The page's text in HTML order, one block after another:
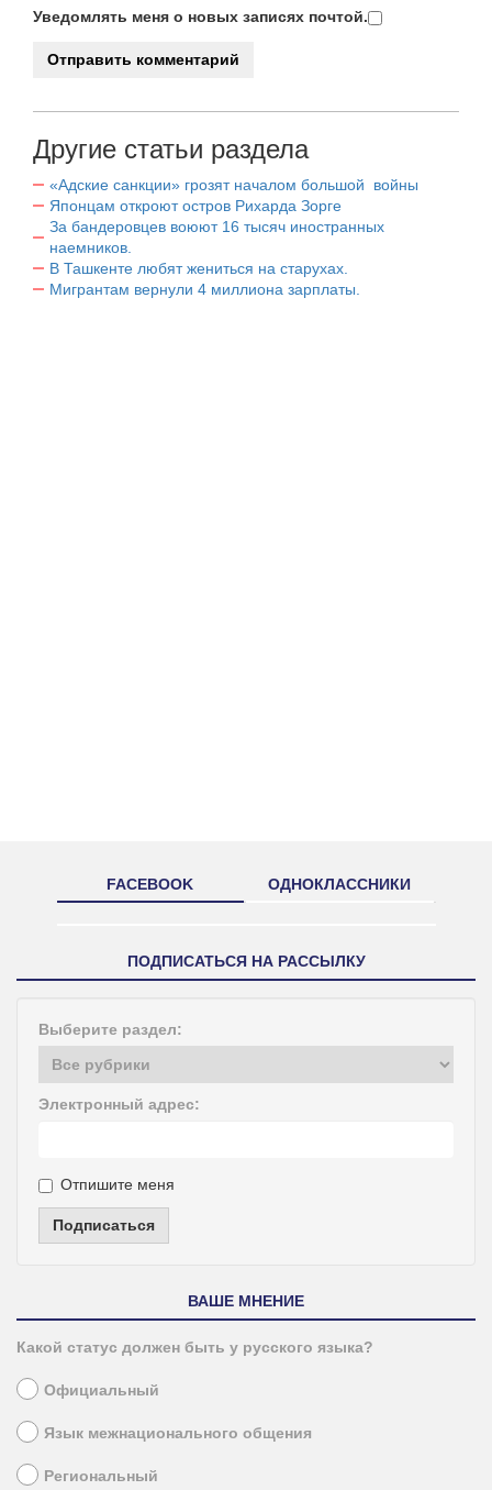
Уведомлять меня о новых записях почтой.
Другие статьи раздела
«Адские санкции» грозят началом большой войны
Японцам откроют остров Рихарда Зорге
За бандеровцев воюют 16 тысяч иностранных
наемников.
В Ташкенте любят жениться на старухах.
Мигрантам вернули 4 миллиона зарплаты.
FACEBOOK ОДНОКЛАССНИКИ
ПОДПИСАТЬСЯ НА РАССЫЛКУ
Выберите раздел:
Электронный адрес:
Отпишите меня
Подписаться
ВАШЕ МНЕНИЕ
Какой статус должен быть у русского языка?
Официальный
Язык межнационального общения
Региональный